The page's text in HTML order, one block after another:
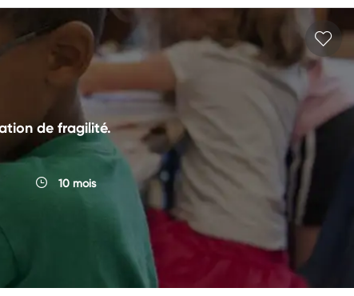
de fragilité.
10 mois